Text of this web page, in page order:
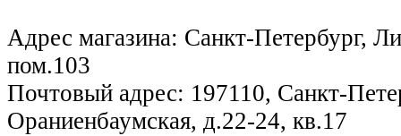
Адрес магазина: Санкт-Петербург,
пом.103
Почтовый адрес: 197110, Санкт-
Ораниенбаумская, д.22-24, кв.17